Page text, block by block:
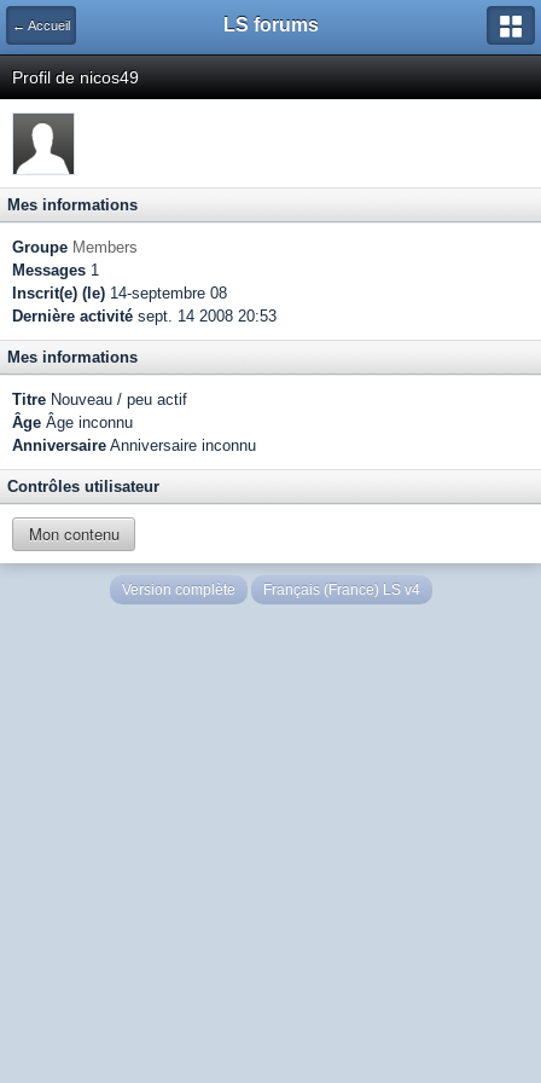
← Accueil LS forums
Profil de nicos49
Mes informations
Groupe Members
Messages 1
Inscrit(e) (le) 14-septembre 08
Dernière activité sept. 14 2008 20:53
Mes informations
Titre Nouveau / peu actif
Âge Âge inconnu
Anniversaire Anniversaire inconnu
Contrôles utilisateur
Mon contenu
Version complète Français (France) LS v4